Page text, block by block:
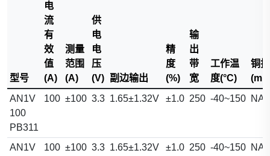
型号
电
流
有
效
值
(A)
测量
范围
(A)
供
电
电
压
(V) 副边输出
精
度
(%)
输
出
带
宽
工作温
度(°C)
铜排
AN1V
100
PB311
100 ±100 3.3 1.65±1.32V ±1.0 250 -40~150 NA
AN1V
100 ±100 3.3 1.65±1.32V ±1.0 250 -40~150 NA